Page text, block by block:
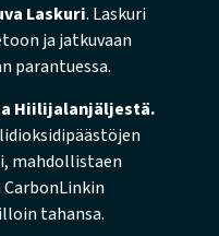
Laskuri. Laskuri
ja jatkuvaan
parantuessa.
Hiilijalanjäljestä.
mahdollistaen
tahansa.